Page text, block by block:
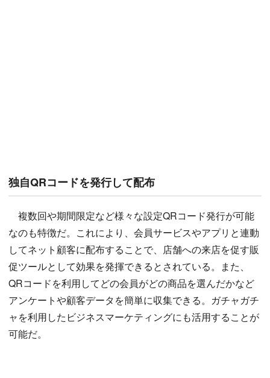
独自QRコードを発行して配布
複数回や期間限定など様々な設定QRコード発行が可能
なのも特徴だ。これにより、会員サービスやアプリと連動
してネット顧客に配布することで、店舗への来店を促す販
促ツールとして効果を発揮できるとされている。また、
QRコードを利用してどの会員がどの商品を選んだかなど
アンケートや顧客データを簡単に収集できる。ガチャガチ
ャを利用したビジネスマーケティングにも活用することが
可能だ。